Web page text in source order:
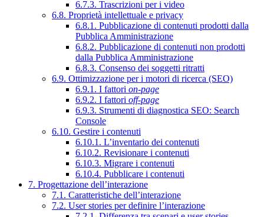
6.7.3. Trascrizioni per i video
6.8. Proprietà intellettuale e privacy
6.8.1. Pubblicazione di contenuti prodotti dalla
Pubblica Amministrazione
6.8.2. Pubblicazione di contenuti non prodotti
dalla Pubblica Amministrazione
6.8.3. Consenso dei soggetti ritratti
6.9. Ottimizzazione per i motori di ricerca (SEO)
6.9.1. I fattori on-page
6.9.2. I fattori off-page
6.9.3. Strumenti di diagnostica SEO: Search
Console
6.10. Gestire i contenuti
6.10.1. L’inventario dei contenuti
6.10.2. Revisionare i contenuti
6.10.3. Migrare i contenuti
6.10.4. Pubblicare i contenuti
7. Progettazione dell’interazione
7.1. Caratteristiche dell’interazione
7.2. User stories per definire l’interazione